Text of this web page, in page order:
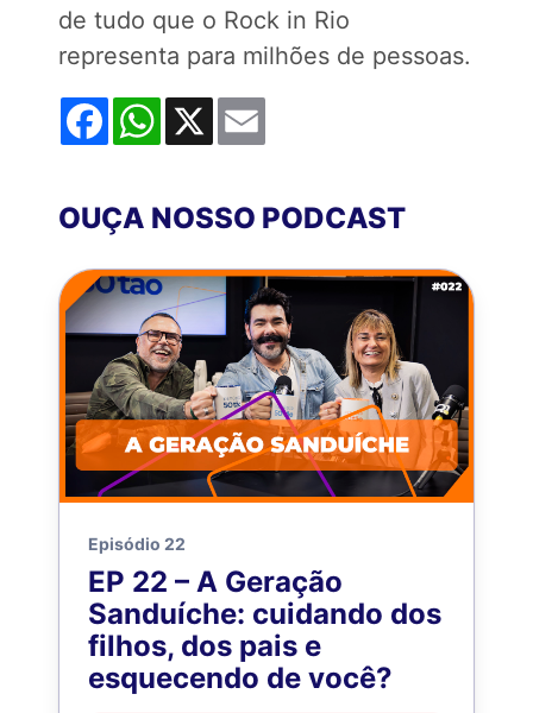
de tudo que o Rock in Rio
representa para milhões de pessoas.
FacebookWhatsApp
X
OUÇA NOSSO PODCAST
Episódio 22
EP 22 – A Geração
Sanduíche: cuidando dos
filhos, dos pais e
esquecendo de você?